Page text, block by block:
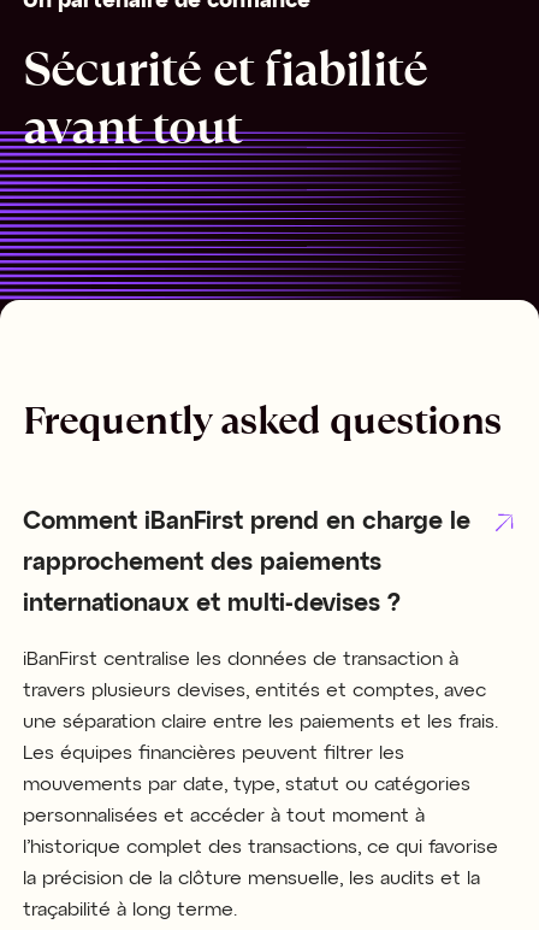
Sécurité et fiabilité
avant tout
Frequently asked questions
Comment iBanFirst prend en charge le
rapprochement des paiements
internationaux et multi-devises ?
iBanFirst centralise les données de transaction à
travers plusieurs devises, entités et comptes, avec
une séparation claire entre les paiements et les frais.
Les équipes financières peuvent filtrer les
mouvements par date, type, statut ou catégories
personnalisées et accéder à tout moment à
l’historique complet des transactions, ce qui favorise
la précision de la clôture mensuelle, les audits et la
traçabilité à long terme.